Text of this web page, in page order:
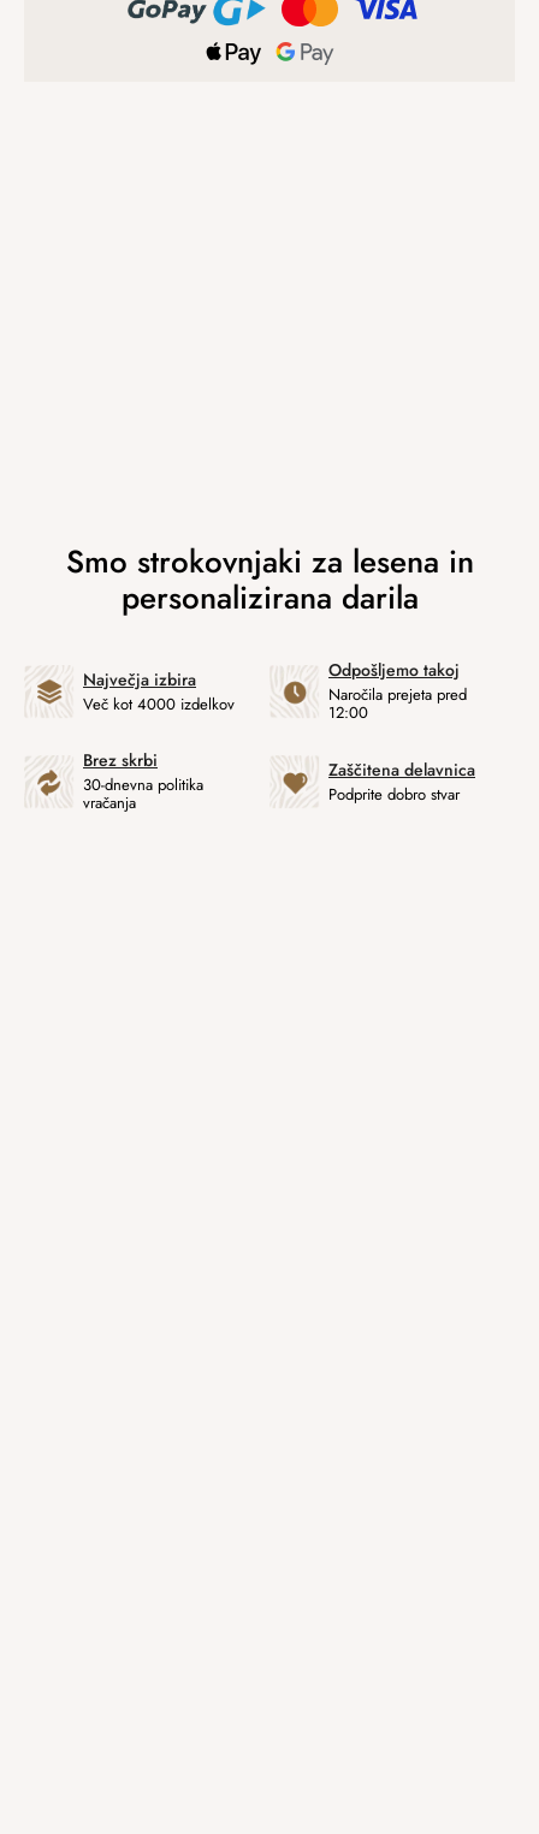
Največja izbira
Več kot 4000 izdelkov
Odpošljemo takoj
Naročila prejeta pred
12:00
Brez skrbi
30-dnevna politika
vračanja
Zaščitena delavnica
Podprite dobro stvar